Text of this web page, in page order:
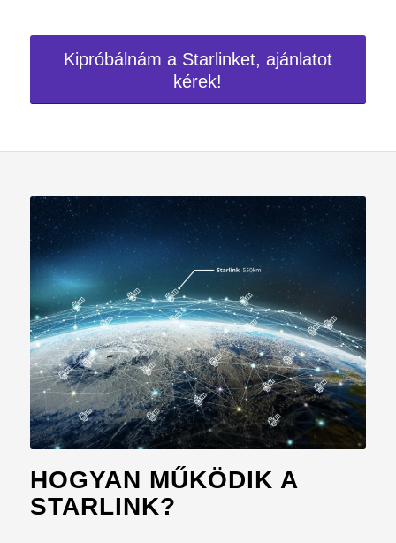
Kipróbálnám a Starlinket, ajánlatot
kérek!
HOGYAN MŰKÖDIK A
STARLINK?